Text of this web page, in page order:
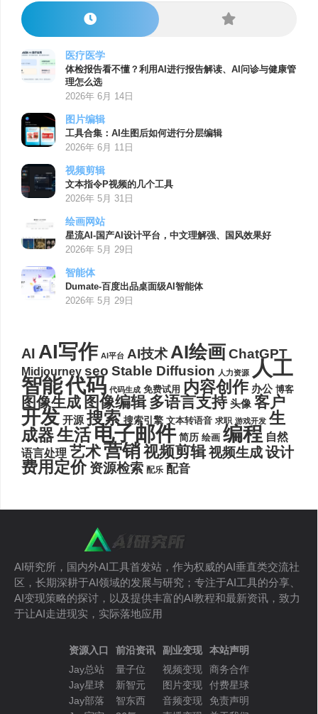
医疗医学
体检报告看不懂？利用AI进行报告解读、AI问诊与健康管
理怎么选
2026年 6月 14日
图片编辑
工具合集：AI生图后如何进行分层编辑
2026年 6月 11日
视频剪辑
文本指令P视频的几个工具
2026年 5月 31日
绘画网站
星流AI-国产AI设计平台，中文理解强、国风效果好
2026年 5月 29日
智能体
Dumate-百度出品桌面级AI智能体
2026年 5月 29日
AI AI写作 AI平台 AI技术AI绘画ChatGPT
Midjourney seo Stable Diffusion 人力资源 人工
智能代码 代码生成 免费试用 内容创作 办公 博客
图像生成 图像编辑 多语言支持 头像 客户
开发 开源 搜索 搜索引擎 文本转语音 求职 游戏开发 生
成器生活电子邮件 简历 绘画 编程 自然
语言处理 艺术营销视频剪辑视频生成设计
费用定价 资源检索 配乐 配音
AI研究所，国内外AI工具首发站，作为权威的AI垂直类交流社
区，长期深耕于AI领域的发展与研究；专注于AI工具的分享、
AI变现策略的探讨，以及提供丰富的AI教程和最新资讯，致力
于让AI走进现实，实际落地应用
资源入口
Jay总站
Jay星球
Jay部落
前沿资讯
量子位
新智元
智东西
副业变现
视频变现
图片变现
音频变现
本站声明
商务合作
付费星球
免责声明